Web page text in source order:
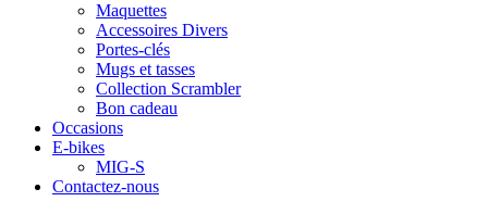
Maquettes
Accessoires Divers
Portes-clés
Mugs et tasses
Collection Scrambler
Bon cadeau
Occasions
E-bikes
MIG-S
Contactez-nous